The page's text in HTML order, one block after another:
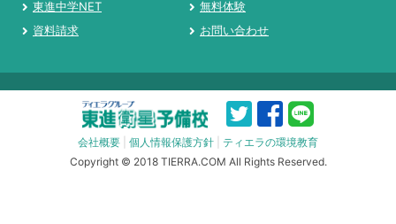
東進中学NET
無料体験
資料請求
お問い合わせ
会社概要 個人情報保護方針
ティエラの環境教育
Copyright © 2018 TIERRA.COM All Rights Reserved.